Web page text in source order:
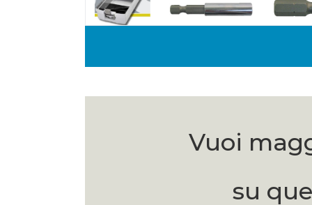
Vuoi
su